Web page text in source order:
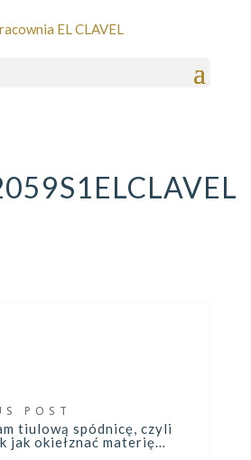
POST
tiulową spódnicę, czyli
jak okiełznać materię…